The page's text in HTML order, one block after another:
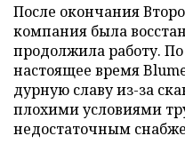
После окончания
компания была
продолжила работу.
настоящее время
дурную славу из-за
плохими условиями
недостаточным